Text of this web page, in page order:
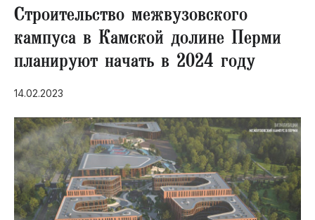
СВО
Выборы в Пермском крае
Социальная поддержка
Инфраструктура
Благоустройство
Строительство межвузовского
кампуса в Камской долине Перми
планируют начать в 2024 году
14.02.2023